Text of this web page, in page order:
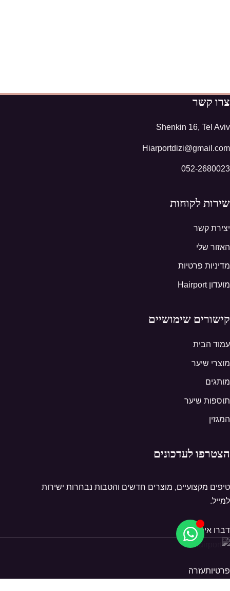
צרו קשר
Shenkin 16, Tel Aviv
Hiarportdizi@gmail.com
052-2680023
שירות לקוחות
יצירת קשר
האזור שלי
מדיניות פרטיות
מועדון Hairport
קישורים שימושיים
עמוד הבית
מוצרי שיער
מותגים
תוספות שיער
המגזין
הצטרפו לעדכונים
טיפים מקצועיים, מוצרים חדשים והטבות נבחרות ישירות
למייל.
דברו איתנו
פרטיותעזרה